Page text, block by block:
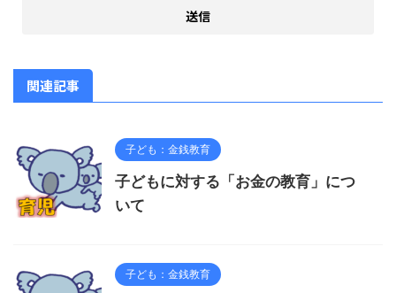
関連記事
子ども：金銭教育
子どもに対する「お金の教育」につ
いて
子ども：金銭教育